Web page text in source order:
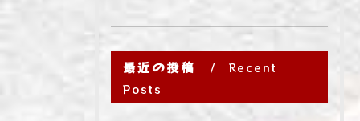
最近の投稿
Recent
Posts